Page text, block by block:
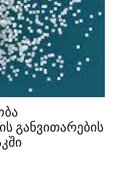
განვითარების